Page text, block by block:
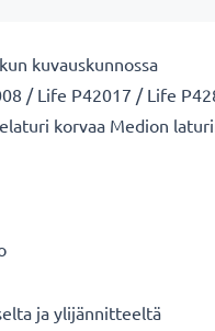
kuvauskunnossa
/ Life P42017 / Life
korvaa Medion
ja ylijännitteeltä